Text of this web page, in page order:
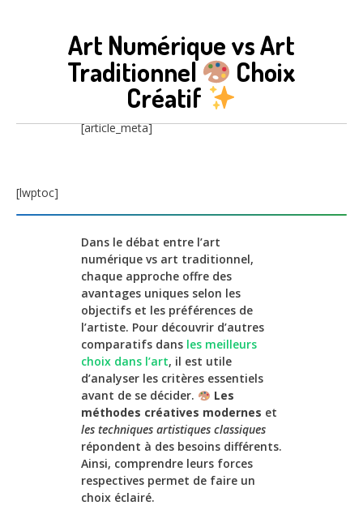
Art Numérique vs Art
Traditionnel
Choix
Créatif
[article_meta]
[lwptoc]
Dans le débat entre l’art
numérique vs art traditionnel,
chaque approche offre des
avantages uniques selon les
objectifs et les préférences de
l’artiste. Pour découvrir d’autres
comparatifs dans les meilleurs
choix dans l’art, il est utile
d’analyser les critères essentiels
avant de se décider.
Les
méthodes créatives modernes et
les techniques artistiques classiques
répondent à des besoins différents.
Ainsi, comprendre leurs forces
respectives permet de faire un
choix éclairé.